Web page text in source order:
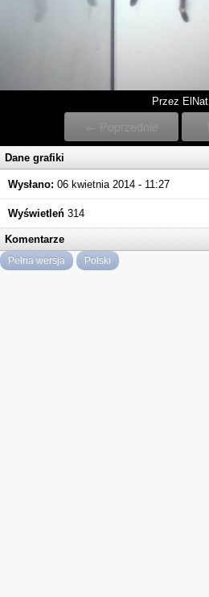
Przez ElNat
← Poprzednie
Dane grafiki
Wysłano: 06 kwietnia 2014 - 11:27
Wyświetleń 314
Komentarze
Pełna wersja Polski